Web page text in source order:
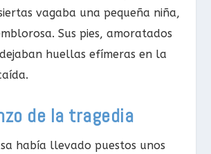
vagaba una pequeña niña,
Sus pies, amoratados
huellas efímeras en la
de la tragedia
había llevado puestos unos